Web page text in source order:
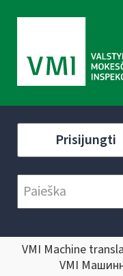
Prisijungti
VMI Machine
VMI